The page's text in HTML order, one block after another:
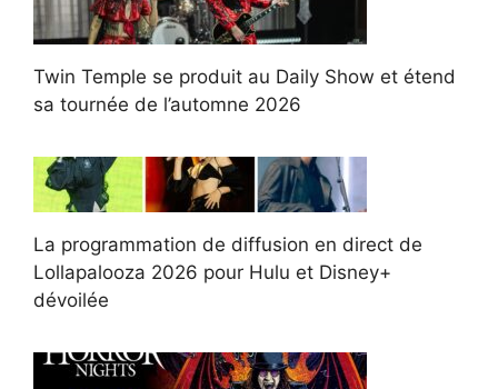
Twin Temple se produit au Daily Show et étend
sa tournée de l’automne 2026
La programmation de diffusion en direct de
Lollapalooza 2026 pour Hulu et Disney+
dévoilée